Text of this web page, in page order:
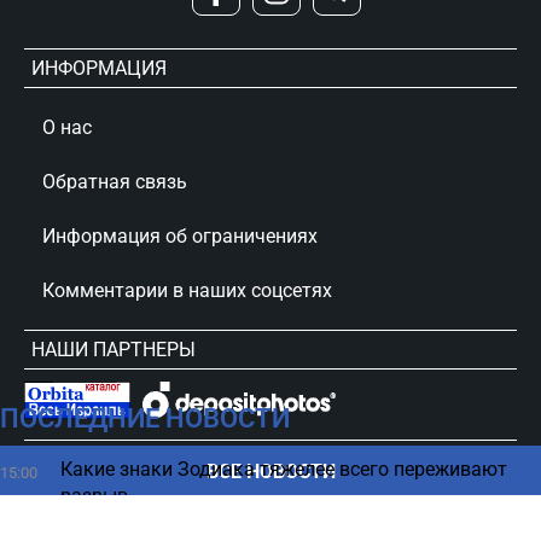
ПОСЛЕДНИЕ НОВОСТИ
15:00
Какие знаки Зодиака тяжелее всего переживают
разрыв
ВСЕ НОВОСТИ
ИНФОРМАЦИЯ
О нас
Обратная связь
Информация об ограничениях
Комментарии в наших соцсетях
НАШИ ПАРТНЕРЫ
сursorinfo.co.il © Все права защищены